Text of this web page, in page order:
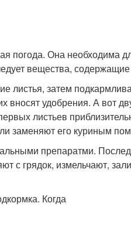
погода. Она необходима
вещества, содержащие
листья, затем
вносят удобрения. А вот
листьев
заменяют его куриным
препаратми.
с грядок, измельчают,